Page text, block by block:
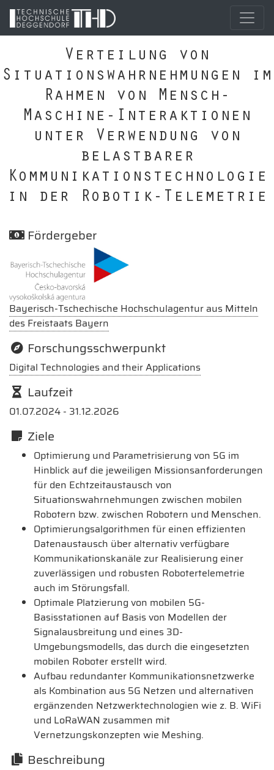
Verteilung von
Situationswahrnehmungen im
Rahmen von Mensch-
Maschine-Interaktionen
unter Verwendung von
belastbarer
Kommunikationstechnologie
in der Robotik-Telemetrie
Fördergeber
Bayerisch-Tschechische Hochschulagentur aus Mitteln
des Freistaats Bayern
Forschungsschwerpunkt
Digital Technologies and their Applications
Laufzeit
01.07.2024 - 31.12.2026
Ziele
Optimierung und Parametrisierung von 5G im
Hinblick auf die jeweiligen Missionsanforderungen
für den Echtzeitaustausch von
Situationswahrnehmungen zwischen mobilen
Robotern bzw. zwischen Robotern und Menschen.
Optimierungsalgorithmen für einen effizienten
Datenaustausch über alternativ verfügbare
Kommunikationskanäle zur Realisierung einer
zuverlässigen und robusten Robotertelemetrie
auch im Störungsfall.
Optimale Platzierung von mobilen 5G-
Basisstationen auf Basis von Modellen der
Signalausbreitung und eines 3D-
Umgebungsmodells, das durch die eingesetzten
mobilen Roboter erstellt wird.
Aufbau redundanter Kommunikationsnetzwerke
als Kombination aus 5G Netzen und alternativen
ergänzenden Netzwerktechnologien wie z. B. WiFi
und LoRaWAN zusammen mit
Vernetzungskonzepten wie Meshing.
Beschreibung